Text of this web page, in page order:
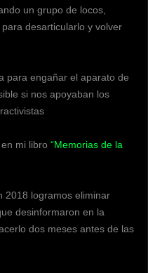
un grupo de locos,
desarticularlo y volver
para engañar el aparato de
si nos apoyaban los
mi libro “Memorias de la
2018 logramos eliminar
desinformaron en la
dos meses antes de las